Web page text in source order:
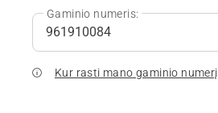
Gaminio numeris:
Kur rasti mano gaminio numerį